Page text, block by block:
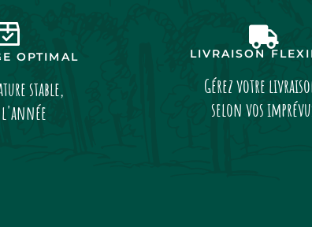
OPTIMAL
stable,
LIVRAISON
Gérez votre
selon vos